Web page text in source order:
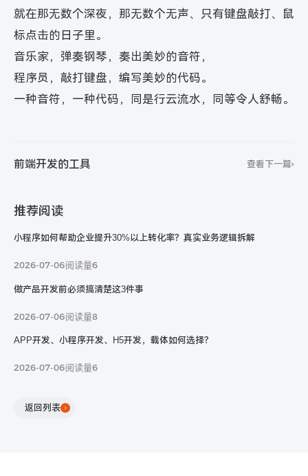
就在那无数个深夜，那无数个无声、只有键盘敲打、鼠
标点击的日子里。
音乐家，弹奏钢琴，奏出美妙的音符，
程序员，敲打键盘，编写美妙的代码。
一种音符，一种代码，同是行云流水，同等令人舒畅。
前端开发的工具 查看下一篇
推荐阅读
小程序如何帮助企业提升30%以上转化率？真实业务逻辑拆解
2026-07-06阅读量6
做产品开发前必须搞清楚这3件事
2026-07-06阅读量8
APP开发、小程序开发、H5开发，载体如何选择？
2026-07-06阅读量6
返回列表
我们能给的
远比您想的更多